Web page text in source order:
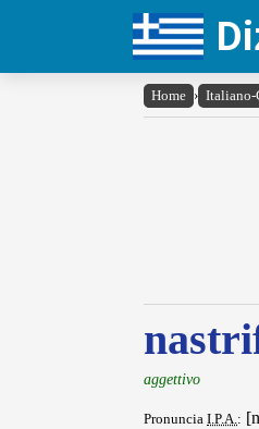
Home › Italiano-
aggettivo
Pronuncia I.P.A.: